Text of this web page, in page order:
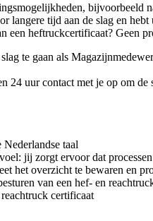
bijvoorbeeld
langere tijd aan de slag en
een heftruckcertificaat? Geen
te gaan als
24 uur contact met je op om
Nederlandse taal
jij zorgt ervoor dat
het overzicht te bewaren en
van een hef- en
certificaat